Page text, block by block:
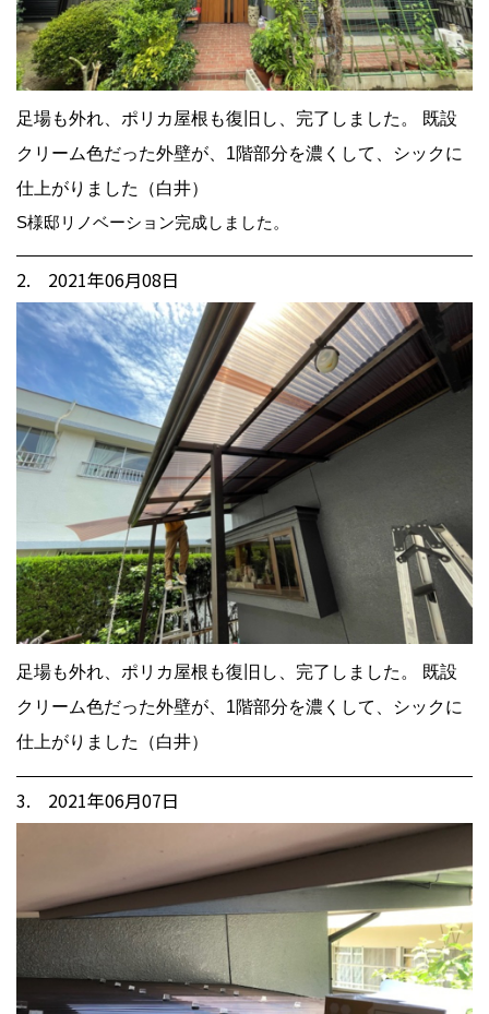
足場も外れ、ポリカ屋根も復旧し、完了しました。 既設
クリーム色だった外壁が、1階部分を濃くして、シックに
仕上がりました（白井）
S様邸リノベーション完成しました。
2. 2021年06月08日
足場も外れ、ポリカ屋根も復旧し、完了しました。 既設
クリーム色だった外壁が、1階部分を濃くして、シックに
仕上がりました（白井）
3. 2021年06月07日